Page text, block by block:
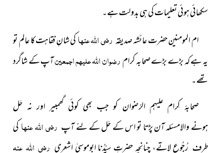
سکھائی ہوئی تعلیمات کی ہی بدولت ہے۔
ام المومنین حضرت عائشہ صدیقہرضی اللہ عنہاکی شانِ فقاہتکا عالم تو
یہ ہے کہ بڑے بڑے صحابہ کرامرضوان اللہ علیہم اجمعینآپ کے شاگرد
تھے۔
صحابۂ کِرام علیہم الرّضوان کو جب بھی کوئی گھمبیر اور نہ حَل
ہونےوالامسئلہ آن پڑتا تو اس کے حَل کے لئے آپ رضی اللہ عنہاکی
طرف رُجُوع لاتے، چنانچہ حضرتِ سیِّدُنا ابوموسیٰ اشعری رضی اللہ عنہ